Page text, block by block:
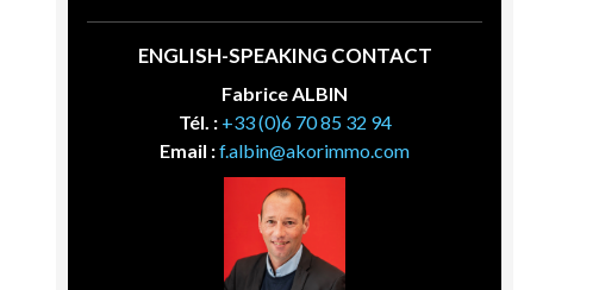
ENGLISH-SPEAKING CONTACT
Fabrice ALBIN
Tél. : +33 (0)6 70 85 32 94
Email :f.albin@akorimmo.com